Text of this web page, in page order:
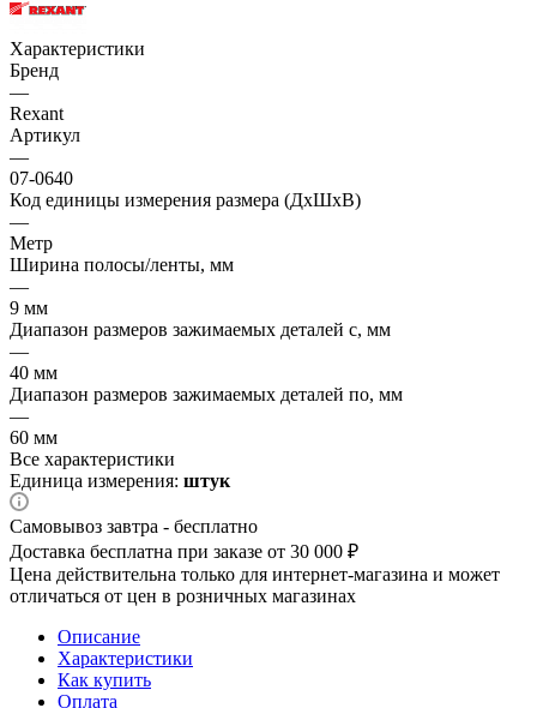
Характеристики
Бренд
—
Rexant
Артикул
—
07-0640
Код единицы измерения размера (ДхШхВ)
—
Метр
Ширина полосы/ленты, мм
—
9 мм
Диапазон размеров зажимаемых деталей с, мм
—
40 мм
Диапазон размеров зажимаемых деталей по, мм
—
60 мм
Все характеристики
Единица измерения: штук
Самовывоз завтра - бесплатно
Доставка бесплатна при заказе от 30 000 ₽
Цена действительна только для интернет-магазина и может
отличаться от цен в розничных магазинах
Описание
Характеристики
Как купить
Оплата